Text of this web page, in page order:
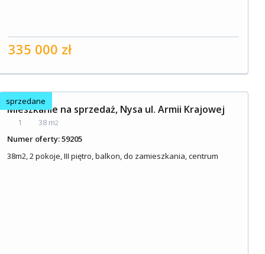
335 000 zł
sprzedane
Mieszkanie na sprzedaż, Nysa ul. Armii Krajowej
1 38 m2
Numer oferty: 59205
38m2, 2 pokoje, III piętro, balkon, do zamieszkania, centrum